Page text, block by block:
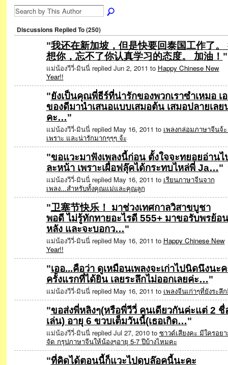
Discussions Replied To (250)
"我还在新加坡，但是快要回泰国工作了。
想你，忘不了你认真学习的态度。 加油！ "
แม่น้องวีวี่-มินนี่ replied Jun 2, 2011 to Happy Chinese New
Year!!
"ยังเป็นคุณพี่ธีร์ที่น่ารักของพวกเราซำเหมอ เ
ของดีมานำเสนอแบบเสมอต้น เสมอปลายเลย
คะ…"
แม่น้องวีวี่-มินนี่ replied May 16, 2011 to เพลงกล่อมภาษาจีนจ้
เพราะ และน่ารักมากๆๆๆ จ้ะ
"ขอแวะมาฟังเพลงนี้ก่อน ตั้งใจจะทยอยอ่านไ
ละหน้า เพราะเผื่อฟลุ๊คได้กระทบไหล่พี่ Ja…"
แม่น้องวีวี่-มินนี่ replied May 16, 2011 to เรียนภาษาจีนจาก
เพลง...สำหรับทั้งคุณแม่และคุณลูก
"卫塞节快乐！ มาช่วงเทศกาลวิสาขบูชา
พอดี ไม่รู้ทักทายอะไรดี 555+ มาขอรับพรย้อน
หลัง และจะบอกว…"
แม่น้องวีวี่-มินนี่ replied May 16, 2011 to Happy Chinese New
Year!!
"เออ...คือว่า ดูเหมือนเพลงจะเก่าไปนิดนึงนะ
ครั้งแรกที่ได้ยิน เลยระลึกไม่ออกเลยค่ะ…"
แม่น้องวีวี่-มินนี่ replied May 16, 2011 to เพลงจีนเก่าๆที่ยังระลึ
"ขอส่งพี่หลิงๆ(หรือพี่วีวี่ คนเดียวกันค่ะแต่ 2 ชื่
เล่น) อายุ 6 ขวบเต็มวันนี้(เธอเกิด…"
แม่น้องวีวี่-มินนี่ replied Jul 27, 2010 to ซาวด์เสียงคะ มีใครอย
จัด กรุปภาษาจีนให้น้องๆอายุ 5-7 ปีบ้างไหมคะ
"ที่คิดได้ตอนนี้ก็แวะไปดูบล๊อคนี้นะคะ